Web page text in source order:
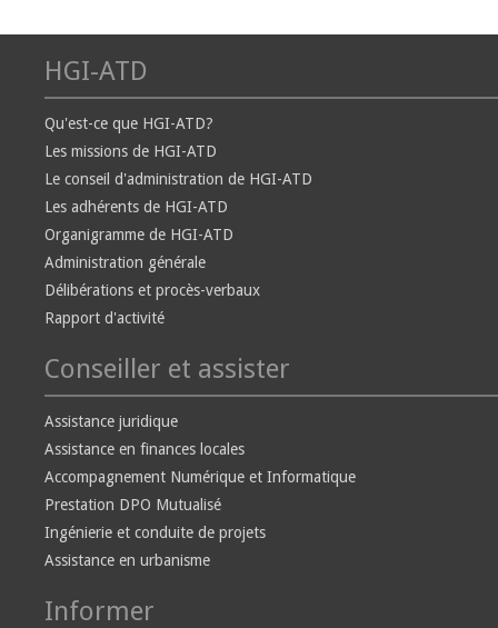
HGI-ATD
Qu'est-ce que HGI-ATD?
Les missions de HGI-ATD
Le conseil d'administration de HGI-ATD
Les adhérents de HGI-ATD
Organigramme de HGI-ATD
Administration générale
Délibérations et procès-verbaux
Rapport d'activité
Conseiller et assister
Assistance juridique
Assistance en finances locales
Accompagnement Numérique et Informatique
Prestation DPO Mutualisé
Ingénierie et conduite de projets
Assistance en urbanisme
Informer